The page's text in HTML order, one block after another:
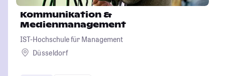
Kommunikation &
Medienmanagement
IST-Hochschule für Management
Düsseldorf